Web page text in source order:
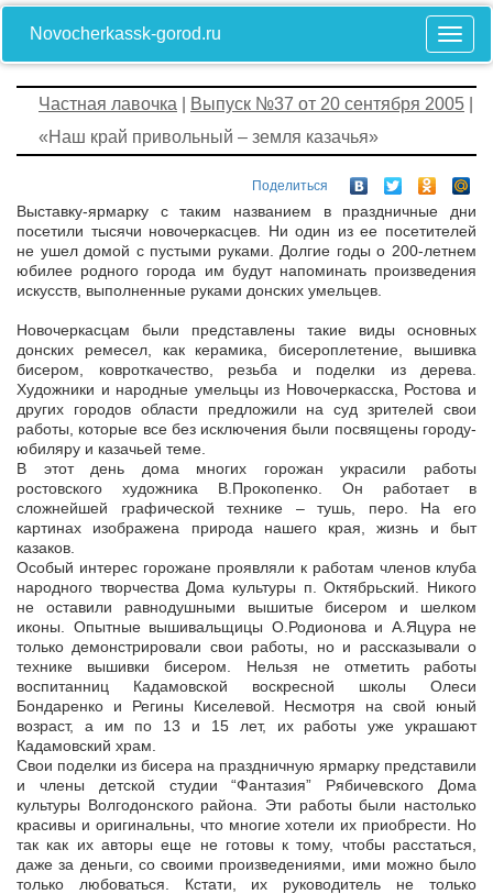
Novocherkassk-gorod.ru
Частная лавочка Выпуск №37 от 20 сентября 2005
«Наш край привольный – земля казачья»
Поделиться
Выставку-ярмарку с таким названием в праздничные дни
посетили тысячи новочеркасцев. Ни один из ее посетителей
не ушел домой с пустыми руками. Долгие годы о 200-летнем
юбилее родного города им будут напоминать произведения
искусств, выполненные руками донских умельцев.
Новочеркасцам были представлены такие виды основных
донских ремесел, как керамика, бисероплетение, вышивка
бисером, ковроткачество, резьба и поделки из дерева.
Художники и народные умельцы из Новочеркасска, Ростова и
других городов области предложили на суд зрителей свои
работы, которые все без исключения были посвящены городу-
юбиляру и казачьей теме.
В этот день дома многих горожан украсили работы
ростовского художника В.Прокопенко. Он работает в
сложнейшей графической технике – тушь, перо. На его
картинах изображена природа нашего края, жизнь и быт
казаков.
Особый интерес горожане проявляли к работам членов клуба
народного творчества Дома культуры п. Октябрьский. Никого
не оставили равнодушными вышитые бисером и шелком
иконы. Опытные вышивальщицы О.Родионова и А.Яцура не
только демонстрировали свои работы, но и рассказывали о
технике вышивки бисером. Нельзя не отметить работы
воспитанниц Кадамовской воскресной школы Олеси
Бондаренко и Регины Киселевой. Несмотря на свой юный
возраст, а им по 13 и 15 лет, их работы уже украшают
Кадамовский храм.
Свои поделки из бисера на праздничную ярмарку представили
и члены детской студии “Фантазия” Рябичевского Дома
культуры Волгодонского района. Эти работы были настолько
красивы и оригинальны, что многие хотели их приобрести. Но
так как их авторы еще не готовы к тому, чтобы расстаться,
даже за деньги, со своими произведениями, ими можно было
только любоваться. Кстати, их руководитель не только